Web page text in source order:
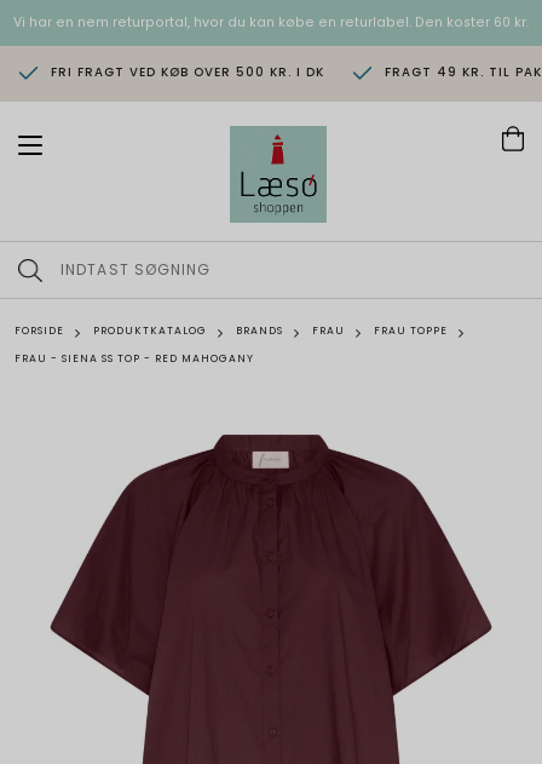
Vi har en nem returportal, hvor du kan købe en returlabel. Den koster 60 kr.
FRI FRAGT VED KØB OVER 500 KR. I DK FRAGT 49 KR. TIL
T
n
a
i
g
FORSIDE PRODUKTKATALOG BRANDS FRAU
FRAU TOPPE
FRAU - SIENA SS TOP - RED MAHOGANY